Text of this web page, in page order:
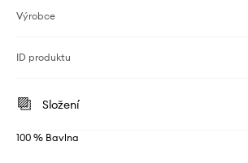
Výrobce
ID produktu
Složení
100 % Bavlna